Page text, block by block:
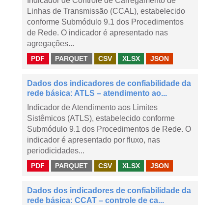
Linhas de Transmissão (CCAL), estabelecido
conforme Submódulo 9.1 dos Procedimentos
de Rede. O indicador é apresentado nas
agregações...
PDF PARQUET CSV XLSX JSON
Dados dos indicadores de confiabilidade da
rede básica: ATLS – atendimento ao...
Indicador de Atendimento aos Limites
Sistêmicos (ATLS), estabelecido conforme
Submódulo 9.1 dos Procedimentos de Rede. O
indicador é apresentado por fluxo, nas
periodicidades...
PDF PARQUET CSV XLSX JSON
Dados dos indicadores de confiabilidade da
rede básica: CCAT – controle de ca...